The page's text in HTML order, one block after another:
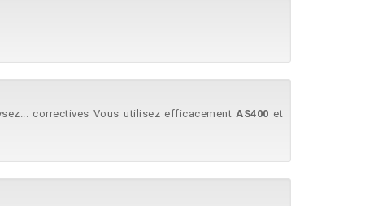
correctives Vous utilisez efficacementAS400 et